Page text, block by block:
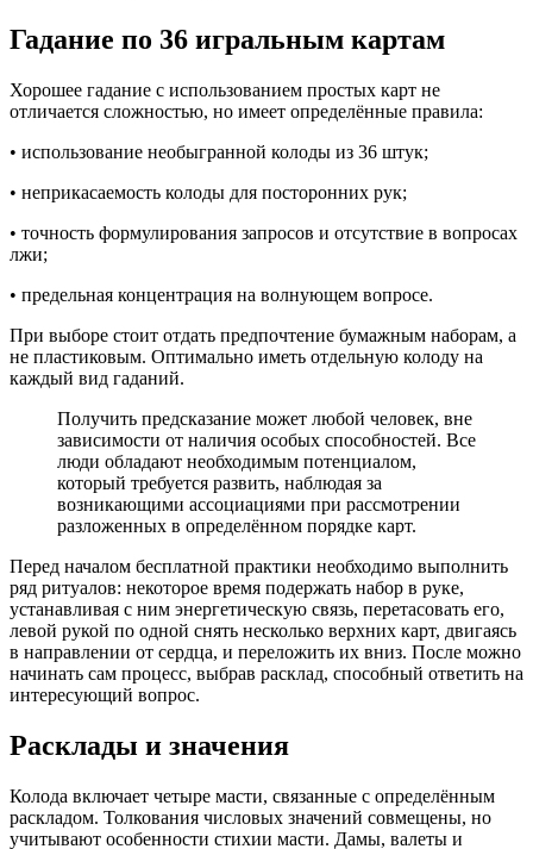
Гадание по 36 игральным картам
Хорошее гадание с использованием простых карт не
отличается сложностью, но имеет определённые правила:
• использование необыгранной колоды из 36 штук;
• неприкасаемость колоды для посторонних рук;
• точность формулирования запросов и отсутствие в вопросах
лжи;
• предельная концентрация на волнующем вопросе.
При выборе стоит отдать предпочтение бумажным наборам, а
не пластиковым. Оптимально иметь отдельную колоду на
каждый вид гаданий.
Получить предсказание может любой человек, вне
зависимости от наличия особых способностей. Все
люди обладают необходимым потенциалом,
который требуется развить, наблюдая за
возникающими ассоциациями при рассмотрении
разложенных в определённом порядке карт.
Перед началом бесплатной практики необходимо выполнить
ряд ритуалов: некоторое время подержать набор в руке,
устанавливая с ним энергетическую связь, перетасовать его,
левой рукой по одной снять несколько верхних карт, двигаясь
в направлении от сердца, и переложить их вниз. После можно
начинать сам процесс, выбрав расклад, способный ответить на
интересующий вопрос.
Расклады и значения
Колода включает четыре масти, связанные с определённым
раскладом. Толкования числовых значений совмещены, но
учитывают особенности стихии масти. Дамы, валеты и